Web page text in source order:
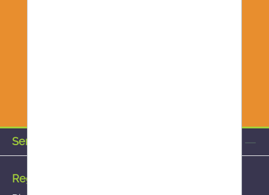
Service-Hotline
Registrierte Versandapotheke